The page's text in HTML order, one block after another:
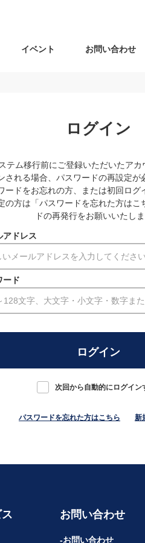
イベント お問い合わせ
ログイン
テム移行前にご登録いただいたアカ
される場合、パスワードの再設定が
ードをお忘れの方、または初回ログ
の方は「パスワードを忘れた方はこ
ドの再発行をお願いいたしま
アドレス
ード
次回から自動的にログイン
パスワードを忘れた方はこちら 新
お問い合わせ
お問い合わせ